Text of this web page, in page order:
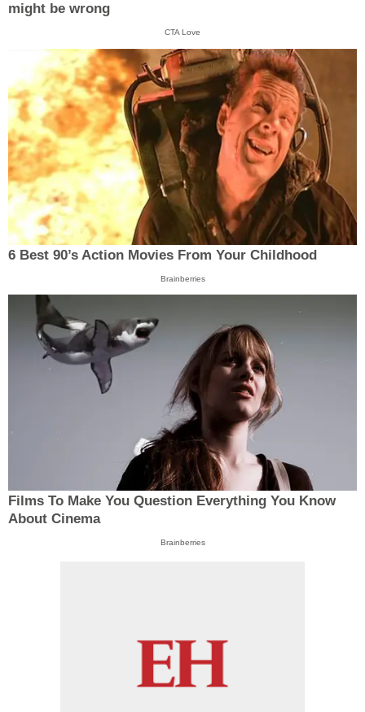
might be wrong
CTA Love
6 Best 90’s Action Movies From Your Childhood
Brainberries
Films To Make You Question Everything You Know
About Cinema
Brainberries